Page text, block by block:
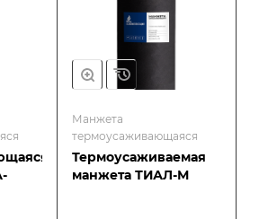
Манжета
термоусаживающаяся
Термоусаживаемая
манжета ТИАЛ-М